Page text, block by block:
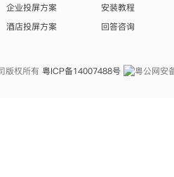
企业投屏方案
酒店投屏方案
安装教程
回答咨询
版权所有 粤ICP备14007488号